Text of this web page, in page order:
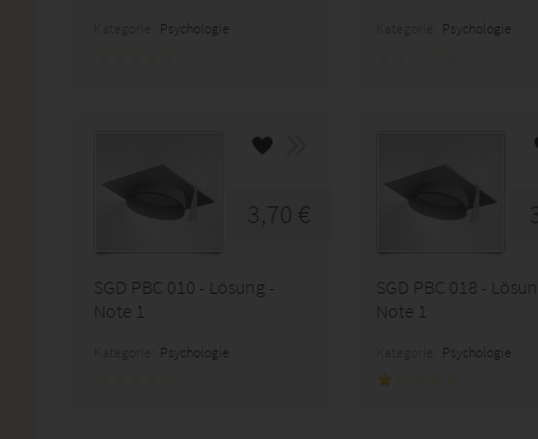
Psychologie Psychologie
3,70 €
SGD PBC 010 - Lösung -
Note 1
Psychologie
SGD PBC 018 -
Note 1
Psychologie